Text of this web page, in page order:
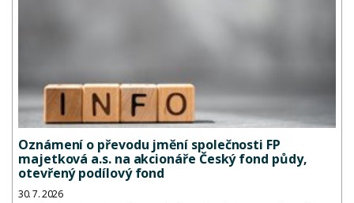
Oznámení o převodu jmění společnosti FP
majetková a.s. na akcionáře Český fond půdy,
otevřený podílový fond
30. 7. 2026